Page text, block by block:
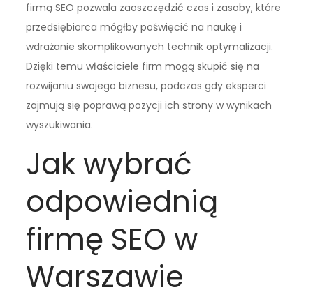
firmą SEO pozwala zaoszczędzić czas i zasoby, które
przedsiębiorca mógłby poświęcić na naukę i
wdrażanie skomplikowanych technik optymalizacji.
Dzięki temu właściciele firm mogą skupić się na
rozwijaniu swojego biznesu, podczas gdy eksperci
zajmują się poprawą pozycji ich strony w wynikach
wyszukiwania.
Jak wybrać
odpowiednią
firmę SEO w
Warszawie